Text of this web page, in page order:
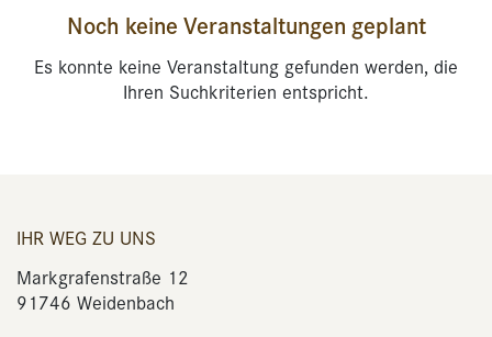
Noch keine Veranstaltungen geplant
Es konnte keine Veranstaltung gefunden werden, die
Ihren Suchkriterien entspricht.
IHR WEG ZU UNS
Markgrafenstraße 12
91746 Weidenbach